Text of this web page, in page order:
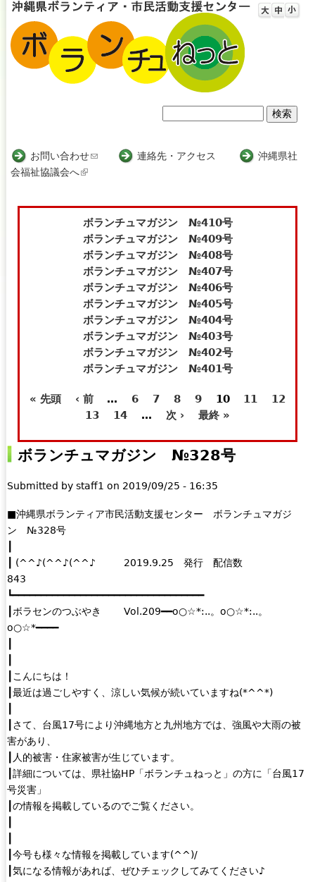
Jump to navigation
索
ォ
ー
ム
お問い合わせ(
n
k
s
e
n
d
s
e
-
m
a
l
連絡先・アクセス
沖縄県社
会福祉協議会へ(
i
n
k
s
e
x
e
n
ボランチュマガジン №410号
ボランチュマガジン №409号
ボランチュマガジン №408号
ボランチュマガジン №407号
ボランチュマガジン №406号
ボランチュマガジン №405号
ボランチュマガジン №404号
ボランチュマガジン №403号
ボランチュマガジン №402号
ボランチュマガジン №401号
ペ
ジ
« 先頭 ‹ 前 … 6 7 8 9 10 11
12
13
14 … 次 › 最終 »
ボランチュマガジン №328号
Submitted by staff1 on 2019/09/25 - 16:35
■沖縄県ボランティア市民活動支援センター ボランチュマガジ
ン №328号
┃ (^^♪(^^♪(^^♪ 2019.9.25 発行 配信数
843
┗━━━━━━━━━━━━━━━━━━━━━━━━━━━━━━━━━━
┃ボラセンのつぶやき Vol.209━━o○☆*:..。o○☆*:..。
o○☆*━━━━
┃こんにちは！
┃最近は過ごしやすく、涼しい気候が続いていますね(*^^*)
┃さて、台風17号により沖縄地方と九州地方では、強風や大雨の被
害があり、
┃人的被害・住家被害が生じています。
┃詳細については、県社協HP「ボランチュねっと」の方に「台風17
号災害」
┃の情報を掲載しているのでご覧ください。
┃今号も様々な情報を掲載しています(^^)/
┃気になる情報があれば、ぜひチェックしてみてください♪